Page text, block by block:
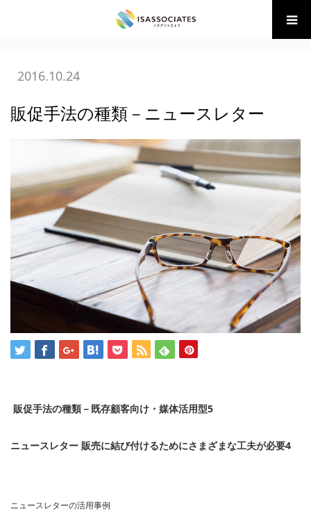
05 広告・販促の学び
販促手法の種類－ニュ
2016.10.24
販促手法の種類－ニュースレター
販促手法の種類－既存顧客向け・媒体活用型5
ニュースレター 販売に結び付けるためにさまざまな工夫が必要4
ニュースレターの活用事例